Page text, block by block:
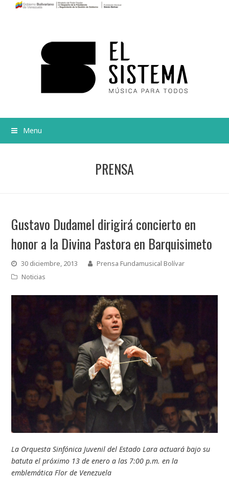
Menu
PRENSA
Gustavo Dudamel dirigirá concierto en
honor a la Divina Pastora en Barquisimeto
30 diciembre, 2013
Prensa Fundamusical Bolívar
Noticias
La Orquesta Sinfónica Juvenil del Estado Lara actuará bajo su
batuta el próximo 13 de enero a las 7:00 p.m. en la
emblemática Flor de Venezuela